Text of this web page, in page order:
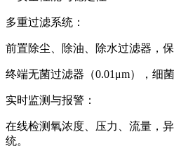
多重过滤系统：
前置除尘、除油、除水过滤器，保
终端无菌过滤器（0.01μm），细菌
实时监测与报警：
在线检测氧浓度、压力、流量，
统。